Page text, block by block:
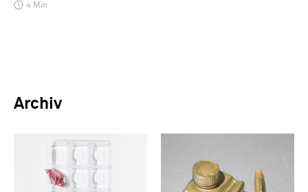
4 Min
Archiv